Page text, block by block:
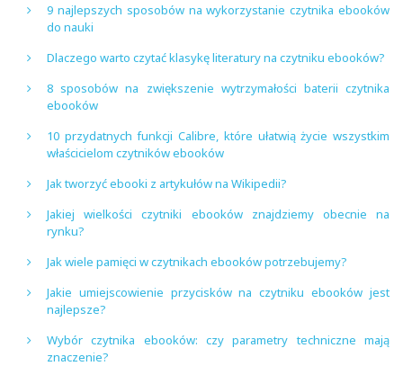
9 najlepszych sposobów na wykorzystanie czytnika ebooków
do nauki
Dlaczego warto czytać klasykę literatury na czytniku ebooków?
8 sposobów na zwiększenie wytrzymałości baterii czytnika
ebooków
10 przydatnych funkcji Calibre, które ułatwią życie wszystkim
właścicielom czytników ebooków
Jak tworzyć ebooki z artykułów na Wikipedii?
Jakiej wielkości czytniki ebooków znajdziemy obecnie na
rynku?
Jak wiele pamięci w czytnikach ebooków potrzebujemy?
Jakie umiejscowienie przycisków na czytniku ebooków jest
najlepsze?
Wybór czytnika ebooków: czy parametry techniczne mają
znaczenie?